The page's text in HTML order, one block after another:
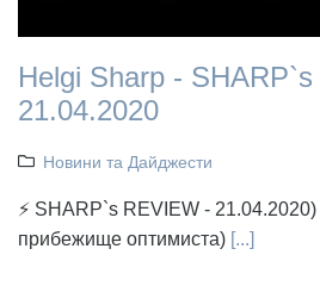
Helgi Sharp -
21.04.2020
Новини та Дайджести
⚡ SHARP`s REVIEW -
прибежище оптимиста) [...]